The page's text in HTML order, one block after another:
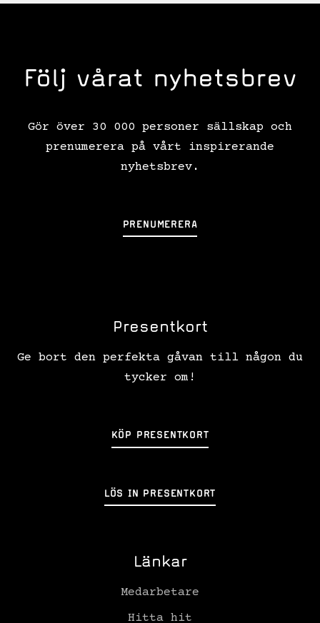
Följ vårat nyhetsbrev
Gör över 30 000 personer sällskap och
prenumerera på vårt inspirerande
nyhetsbrev.
PRENUMERERA
Presentkort
Ge bort den perfekta gåvan till någon du
tycker om!
KÖP PRESENTKORT
LÖS IN PRESENTKORT
Länkar
Medarbetare
Hitta hit